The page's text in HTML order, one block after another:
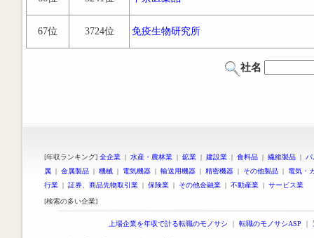
67位 3724位 免疫生物研究所
社名
[年収ランキング] 全企業 | 水産・農林業 | 鉱業 | 建設業 | 食料品 | 繊維製品 |
属 | 金属製品 | 機械 | 電気機器 | 輸送用機器 | 精密機器 | その他製品 | 電気・
行業 | 証券、商品先物取引業 | 保険業 | その他金融業 | 不動産業 | サービス業
[検索の多い企業]
上場企業を年収で計る転職のモノサシ ｜ 転職のモノサシASP ｜